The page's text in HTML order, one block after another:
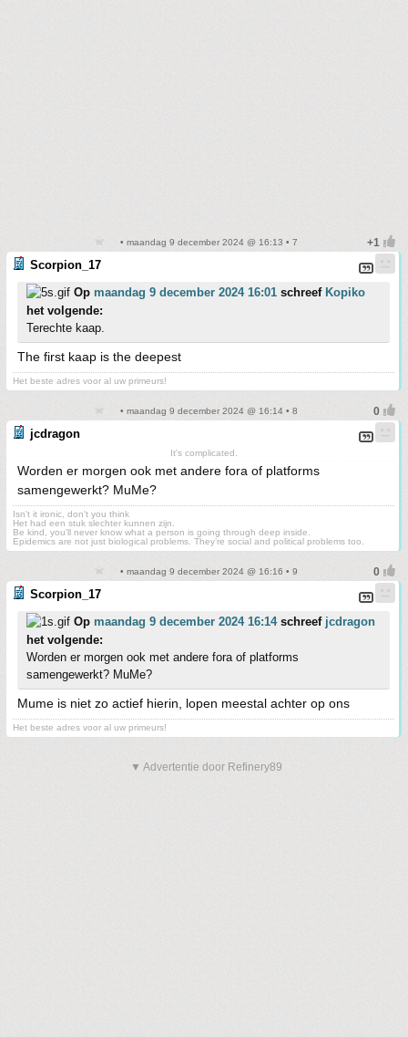
• maandag 9 december 2024 @ 16:13 • 7
Scorpion_17
Op maandag 9 december 2024 16:01 schreef Kopiko
het volgende:
Terechte kaap.
The first kaap is the deepest
Het beste adres voor al uw primeurs!
• maandag 9 december 2024 @ 16:14 • 8
jcdragon
It's complicated.
Worden er morgen ook met andere fora of platforms
samengewerkt? MuMe?
Isn't it ironic, don't you think
Het had een stuk slechter kunnen zijn.
Be kind, you'll never know what a person is going through deep inside.
Epidemics are not just biological problems. They’re social and political problems too.
• maandag 9 december 2024 @ 16:16 • 9
Scorpion_17
Op maandag 9 december 2024 16:14schreef jcdragon
het volgende:
Worden er morgen ook met andere fora of platforms
samengewerkt? MuMe?
Mume is niet zo actief hierin, lopen meestal achter op ons
Het beste adres voor al uw primeurs!
▼ Advertentie door Refinery89